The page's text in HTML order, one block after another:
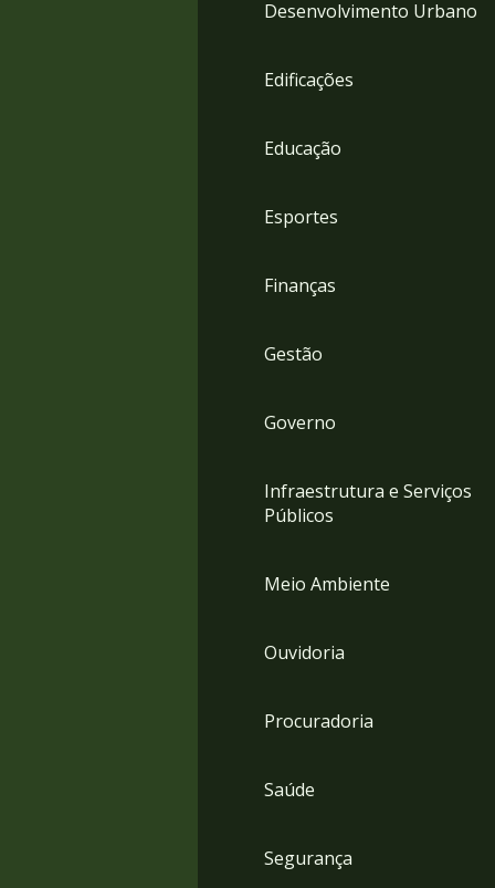
Desenvolvimento Urbano
Edificações
Educação
Esportes
Finanças
Gestão
Governo
Infraestrutura e Serviços
Públicos
Meio Ambiente
Ouvidoria
Procuradoria
Saúde
Segurança